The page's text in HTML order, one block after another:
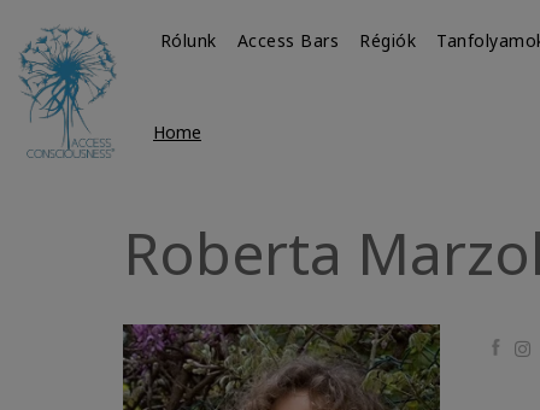
Rólunk Access Bars Régiók
Home
Roberta